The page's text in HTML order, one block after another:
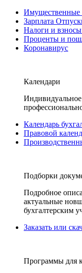
Имущественные
Зарплата
Налоги и
Проценты и
Коронавирус
Календари
Календарь
Правовой
Подборки
Подробное
актуальные
бухгалтерским
Заказать или
Программы для